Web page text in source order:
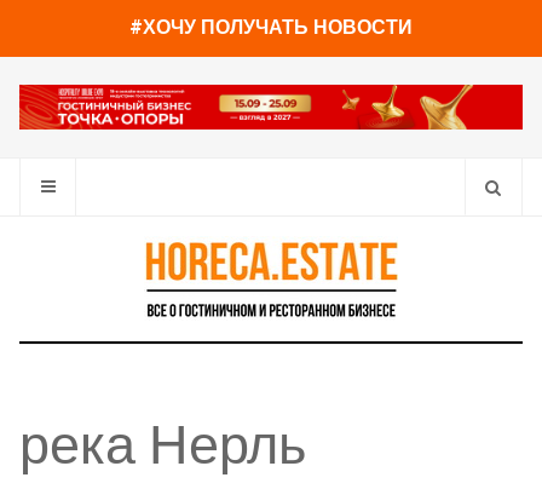
#ХОЧУ ПОЛУЧАТЬ НОВОСТИ
река Нерль